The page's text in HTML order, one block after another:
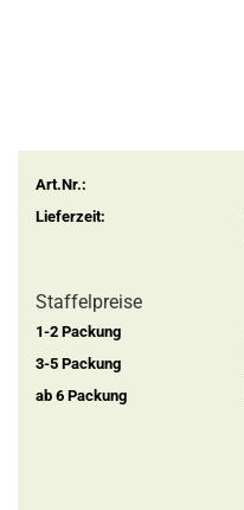
Art.Nr.:
Lieferzeit:
Staffelpreise
1-2 Packung
3-5 Packung
ab 6 Packung